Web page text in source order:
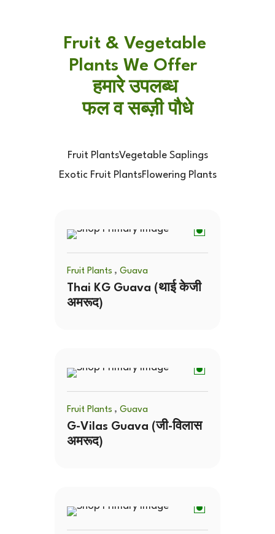
Fruit & Vegetable
Plants We Offer
हमारे उपलब्ध
फल व सब्ज़ी पौधे
Fruit PlantsVegetable Saplings
Exotic Fruit PlantsFlowering Plants
Fruit Plants , Guava
Thai KG Guava (थाई केजी
अमरूद)
Fruit Plants , Guava
G-Vilas Guava (जी-विलास
अमरूद)